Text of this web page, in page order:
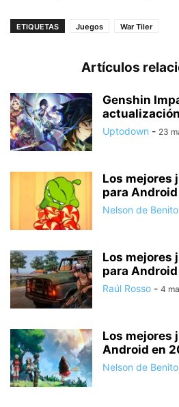
ETIQUETAS Juegos War Tiler
Artículos
Genshin
Uptodown - 23
Los mejores
para
Nelson de Benito
Los mejores
para
Raúl Rosso - 4
Los mejores
Android en
Nelson de Benito